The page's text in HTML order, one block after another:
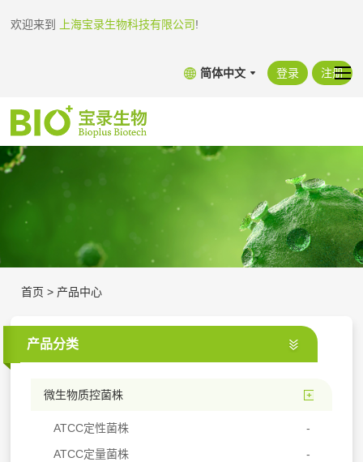
欢迎来到 上海宝录生物科技有限公司!
简体中文 登录 注册
首页 > 产品中心
产品分类
微生物质控菌株
ATCC定性菌株
ATCC定量菌株